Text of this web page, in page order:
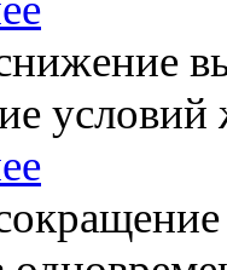
условий